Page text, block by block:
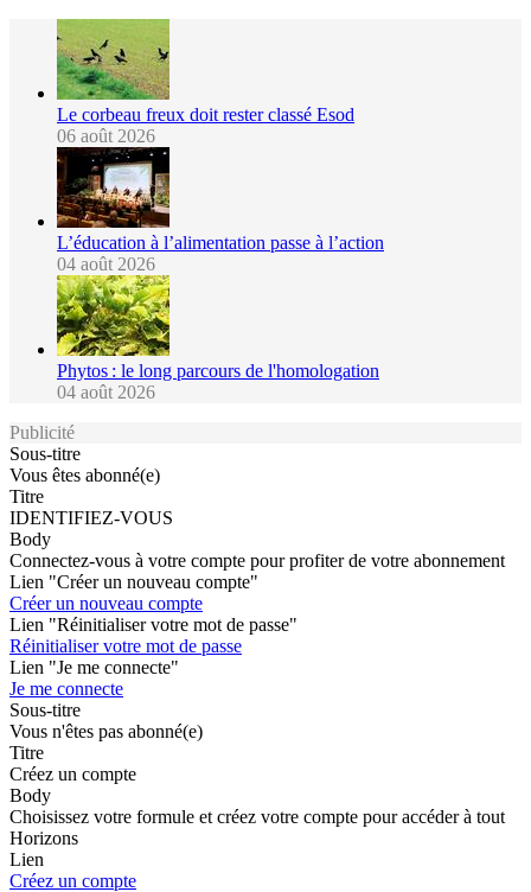
Le corbeau freux doit rester classé Esod
06 août 2026
L’éducation à l’alimentation passe à l’action
04 août 2026
Phytos : le long parcours de l'homologation
04 août 2026
Publicité
Sous-titre
Vous êtes abonné(e)
Titre
IDENTIFIEZ-VOUS
Body
Connectez-vous à votre compte pour profiter de votre abonnement
Lien "Créer un nouveau compte"
Créer un nouveau compte
Lien "Réinitialiser votre mot de passe"
Réinitialiser votre mot de passe
Lien "Je me connecte"
Je me connecte
Sous-titre
Vous n'êtes pas abonné(e)
Titre
Créez un compte
Body
Choisissez votre formule et créez votre compte pour accéder à tout
Horizons
Lien
Créez un compte